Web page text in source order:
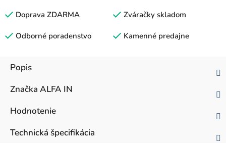
Doprava ZDARMA Zváračky skladom
Odborné poradenstvo Kamenné predajne
Popis
Značka ALFA IN
Hodnotenie
Technická špecifikácia